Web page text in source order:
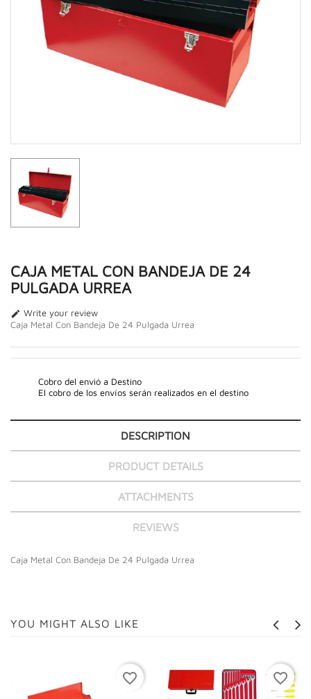
CAJA METAL CON BANDEJA DE 24
PULGADA URREA
 Write your review
Caja Metal Con Bandeja De 24 Pulgada Urrea
Cobro del envió a Destino
El cobro de los envíos serán realizados en el destino
DESCRIPTION
PRODUCT DETAILS
ATTACHMENTS
REVIEWS
Caja Metal Con Bandeja De 24 Pulgada Urrea
YOU MIGHT ALSO LIKE
favorite_border favorite_border